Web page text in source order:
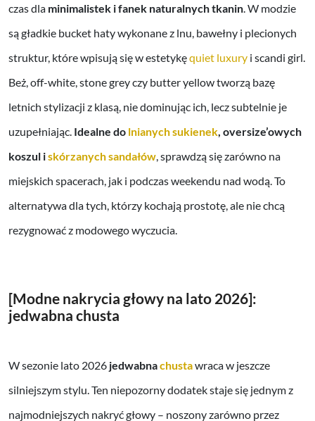
czas dla minimalistek i fanek naturalnych tkanin. W modzie
są gładkie bucket haty wykonane z lnu, bawełny i plecionych
struktur, które wpisują się w estetykęquiet luxury i scandi girl.
Beż, off-white, stone grey czy butter yellow tworzą bazę
letnich stylizacji z klasą, nie dominując ich, lecz subtelnie je
uzupełniając. Idealne do lnianych sukienek, oversize’owych
koszul iskórzanych sandałów, sprawdzą się zarówno na
miejskich spacerach, jak i podczas weekendu nad wodą. To
alternatywa dla tych, którzy kochają prostotę, ale nie chcą
rezygnować z modowego wyczucia.
[Modne nakrycia głowy na lato 2026]:
jedwabna chusta
W sezonie lato 2026 jedwabnachustawraca w jeszcze
silniejszym stylu. Ten niepozorny dodatek staje się jednym z
najmodniejszych nakryć głowy – noszony zarówno przez